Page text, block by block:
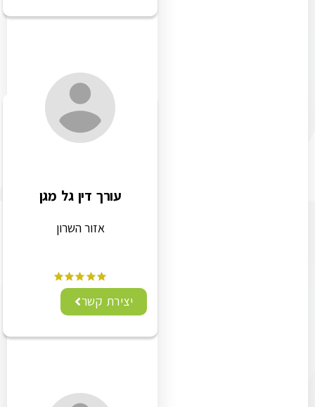
עורך דין גל מגן
אזור השרון
יצירת קשר